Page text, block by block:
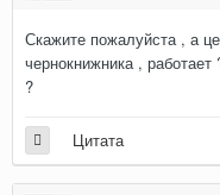
Скажите пожалуйста , а
чернокнижника , работает
?
Цитата